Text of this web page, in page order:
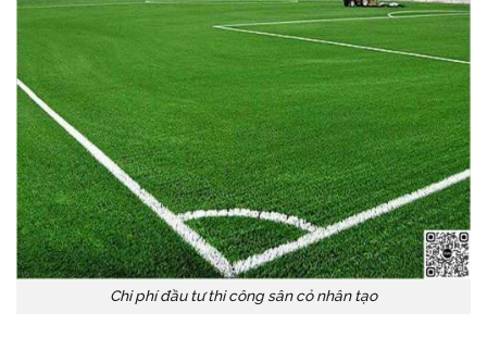
Chi phí đầu tư thi công sân cỏ nhân tạo